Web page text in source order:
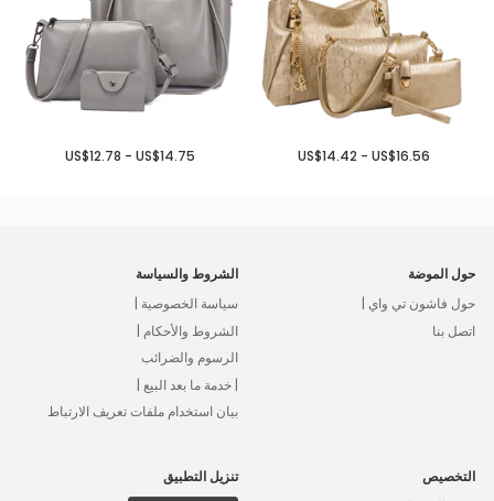
US$14.42 - US$16.56
US$12.78 - US$14.75
حول الموضة
حول فاشون تي واي |
اتصل بنا
الشروط والسياسة
سياسة الخصوصية |
الشروط والأحكام |
الرسوم والضرائب
| خدمة ما بعد البيع |
بيان استخدام ملفات تعريف الارتباط
التخصيص تنزيل التطبيق